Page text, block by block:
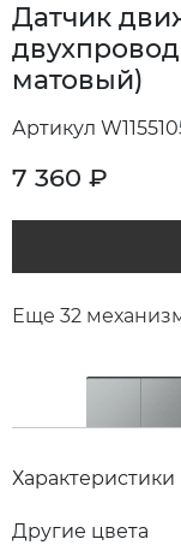
Датчик
матовый)
Артикул
7 360 ₽
Еще 32
Характеристики
Другие цвета